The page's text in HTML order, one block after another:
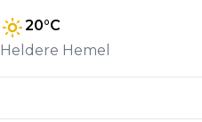
20°C
Heldere Hemel